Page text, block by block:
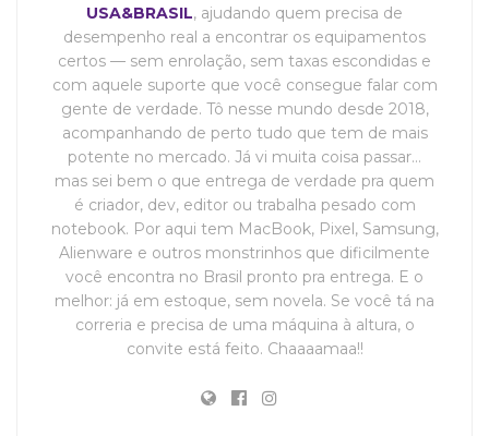
USA&BRASIL, ajudando quem precisa de
desempenho real a encontrar os equipamentos
certos — sem enrolação, sem taxas escondidas e
com aquele suporte que você consegue falar com
gente de verdade. Tô nesse mundo desde 2018,
acompanhando de perto tudo que tem de mais
potente no mercado. Já vi muita coisa passar…
mas sei bem o que entrega de verdade pra quem
é criador, dev, editor ou trabalha pesado com
notebook. Por aqui tem MacBook, Pixel, Samsung,
Alienware e outros monstrinhos que dificilmente
você encontra no Brasil pronto pra entrega. E o
melhor: já em estoque, sem novela. Se você tá na
correria e precisa de uma máquina à altura, o
convite está feito. Chaaaamaa!!